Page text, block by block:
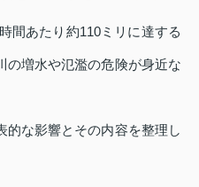
間あたり約110ミリに達する
の増水や氾濫の危険が身近な
的な影響とその内容を整理し